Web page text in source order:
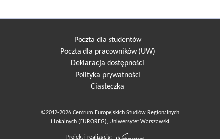
Poczta dla studentów
Poczta dla pracowników (UW)
Deklaracja dostępności
Polityka prywatności
Ciasteczka
©2012-2026 Centrum Europejskich Studiów Regionalnych
i Lokalnych (EUROREG), Uniwersytet Warszawski
Projekt i realizacja: